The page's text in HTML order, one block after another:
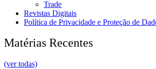
Trade
Revistas Digitais
Política de Privacidade e Proteção de
Matérias Recentes
(ver todas)